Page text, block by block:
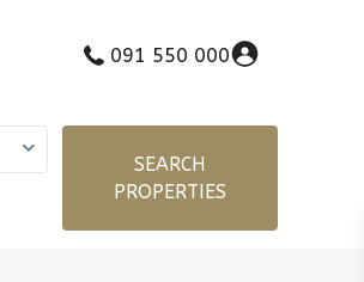
091 550 000
SEARCH
PROPERTIES